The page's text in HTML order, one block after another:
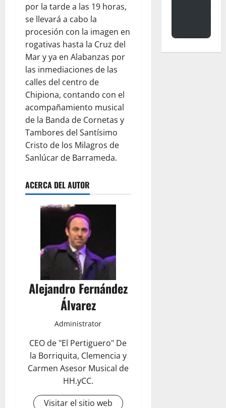
por la tarde a las 19 horas,
se llevará a cabo la
procesión con la imagen en
rogativas hasta la Cruz del
Mar y ya en Alabanzas por
las inmediaciones de las
calles del centro de
Chipiona, contando con el
acompañamiento musical
de la Banda de Cornetas y
Tambores del Santísimo
Cristo de los Milagros de
Sanlúcar de Barrameda.
ACERCA DEL AUTOR
Alejandro Fernández
Álvarez
Administrator
CEO de "El Pertiguero" De
la Borriquita, Clemencia y
Carmen Asesor Musical de
HH.yCC.
Visitar el sitio web